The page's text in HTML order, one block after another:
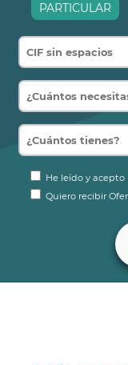
PARTICULAR
He leído y
Quiero recibir